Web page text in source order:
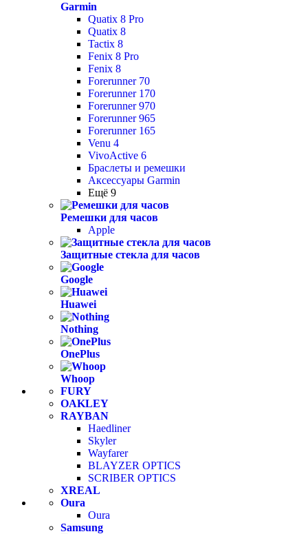
Garmin
Quatix 8 Pro
Quatix 8
Tactix 8
Fenix 8 Pro
Fenix 8
Forerunner 70
Forerunner 170
Forerunner 970
Forerunner 965
Forerunner 165
Venu 4
VivoActive 6
Браслеты и ремешки
Аксессуары Garmin
Ещё 9
Ремешки для часов
Apple
Защитные стекла для часов
Google
Huawei
Nothing
OnePlus
Whoop
FURY
OAKLEY
RAYBAN
Haedliner
Skyler
Wayfarer
BLAYZER OPTICS
SCRIBER OPTICS
XREAL
Oura
Oura
Samsung